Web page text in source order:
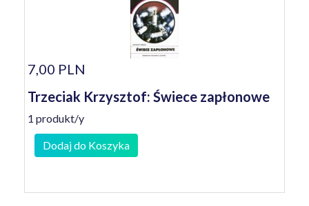
7,00 PLN
Trzeciak Krzysztof: Świece zapłonowe
1 produkt/y
Dodaj do Koszyka